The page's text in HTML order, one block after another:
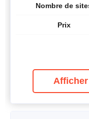
Nombre de
Prix